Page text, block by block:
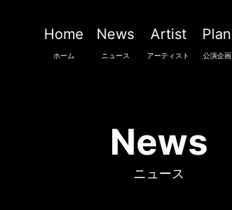
Home
ホーム
News
ニュース
Artist
アーティスト
Plan
公演企画
News
ニュース